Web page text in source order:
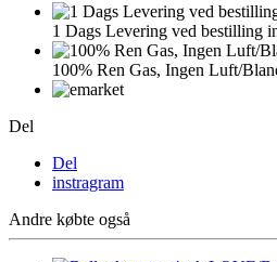
1 Dags Levering ved bestilling
100% Ren Gas, Ingen Luft/
Del
Del
instragram
Andre købte også